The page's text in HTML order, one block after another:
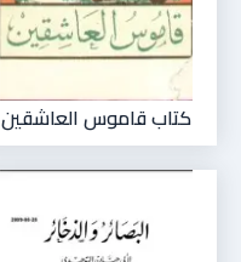
كتاب قاموس العاشقين